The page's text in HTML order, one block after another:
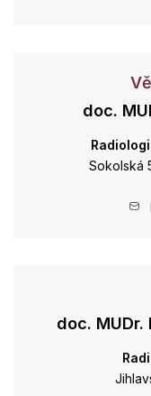
doc.
Sokolská
doc. MUDr.